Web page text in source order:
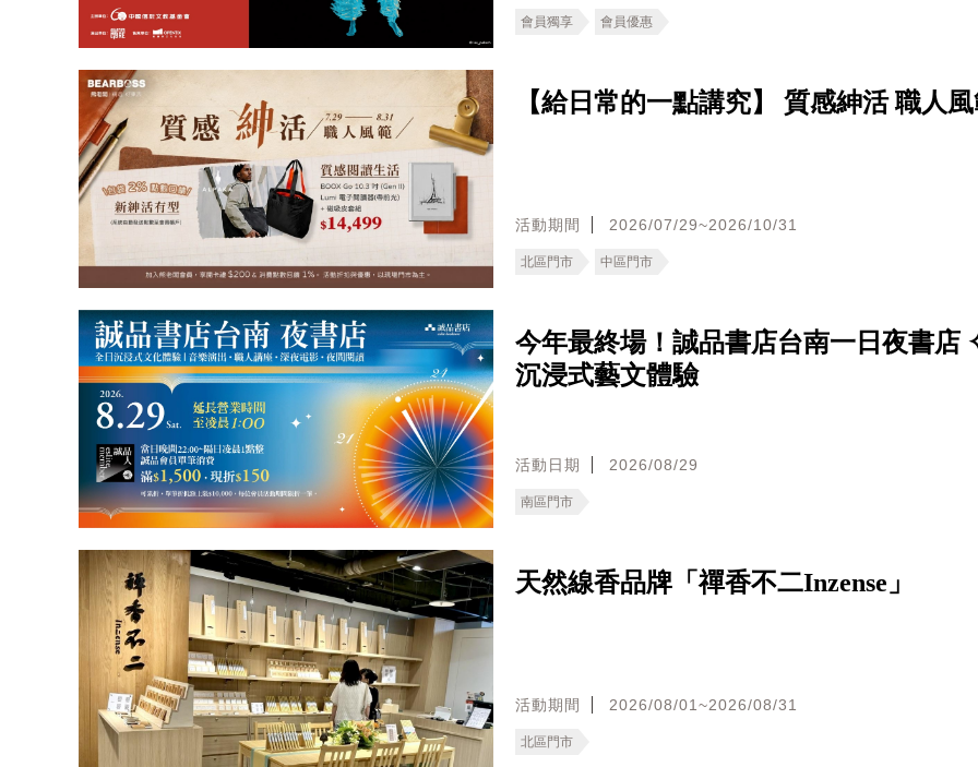
會員獨享 會員優惠
【給日常的一點講究】 質感紳活 職人
活動期間 2026/07/29~2026/10/31
北區門市 中區門市
今年最終場！誠品書店台南一日夜書店
沉浸式藝文體驗
活動日期 2026/08/29
南區門市
天然線香品牌「禪香不二Inzense」
活動期間 2026/08/01~2026/08/31
北區門市